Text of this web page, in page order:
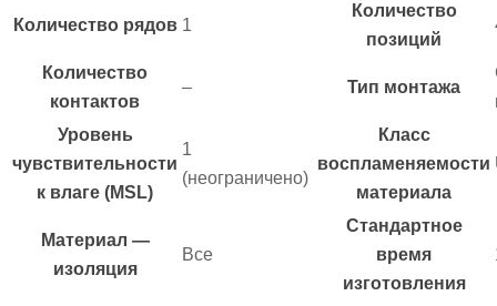
Количество рядов 1
Количество
позиций
Количество
контактов
– Тип монтажа
Уровень
чувствительности
к влаге (MSL)
1
(неограничено)
Класс
воспламеняемости
материала
Материал —
изоляция
Все
Стандартное
время
изготовления